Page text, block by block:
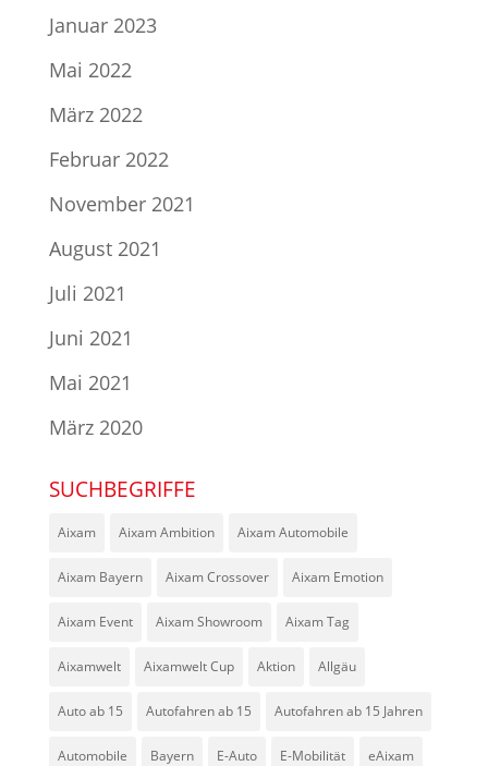
Januar 2023
Mai 2022
März 2022
Februar 2022
November 2021
August 2021
Juli 2021
Juni 2021
Mai 2021
März 2020
SUCHBEGRIFFE
Aixam Aixam Ambition Aixam Automobile
Aixam Bayern Aixam Crossover Aixam Emotion
Aixam Event Aixam Showroom Aixam Tag
Aixamwelt Aixamwelt Cup Aktion Allgäu
Auto ab 15 Autofahren ab 15 Autofahren ab 15 Jahren
Automobile Bayern E-Auto E-Mobilität eAixam